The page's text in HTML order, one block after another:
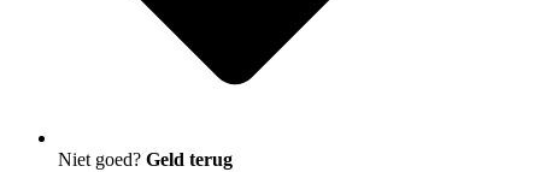
Niet goed? Geld terug